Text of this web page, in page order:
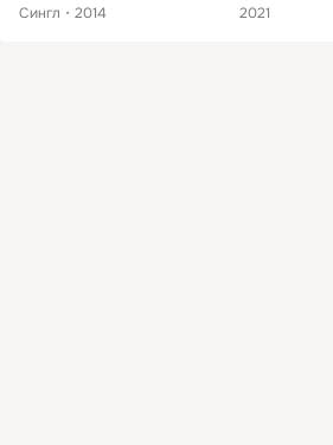
Сингл
2014
2021